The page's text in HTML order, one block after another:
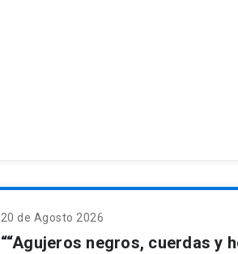
20 de Agosto 2026
““Agujeros negros, cuerdas y